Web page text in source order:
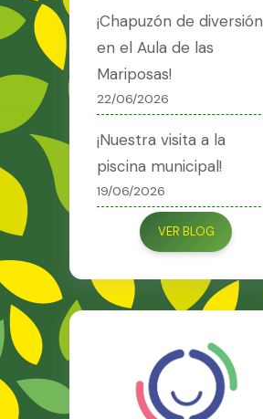
¡Chapuzón de diversión
en el Aula de las
Mariposas!
22/06/2026
¡Nuestra visita a la
piscina municipal!
19/06/2026
VER BLOG